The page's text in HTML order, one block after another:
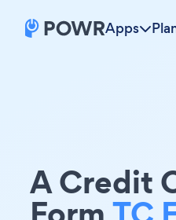
Apps
A Credit